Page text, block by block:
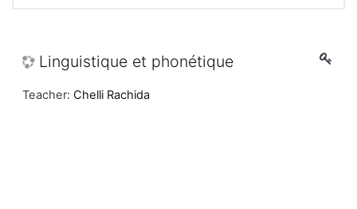
Linguistique et phonétique
Teacher: Chelli Rachida